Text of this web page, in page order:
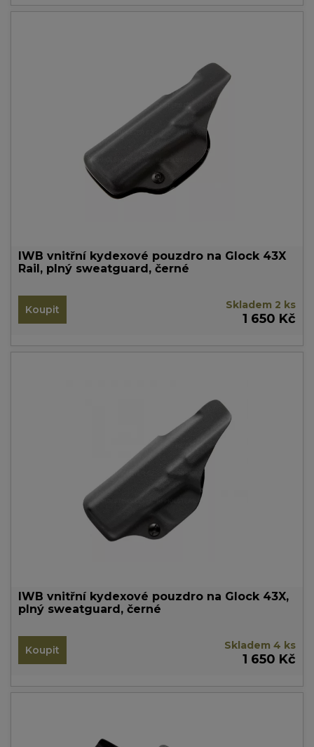
IWB vnitřní kydexové pouzdro na Glock 43X
Rail, plný sweatguard, černé
Koupit Skladem 2 ks
1 650 Kč
IWB vnitřní kydexové pouzdro na Glock 43X,
plný sweatguard, černé
Koupit Skladem 4 ks
1 650 Kč